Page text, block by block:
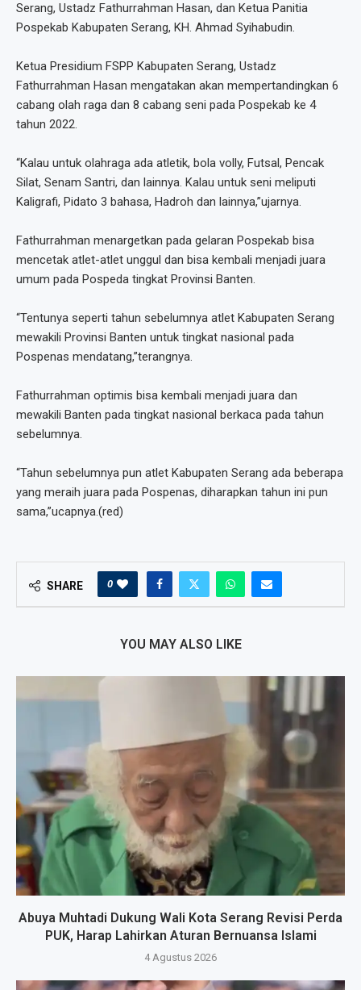
Serang, Ustadz Fathurrahman Hasan, dan Ketua Panitia
Pospekab Kabupaten Serang, KH. Ahmad Syihabudin.
Ketua Presidium FSPP Kabupaten Serang, Ustadz
Fathurrahman Hasan mengatakan akan mempertandingkan 6
cabang olah raga dan 8 cabang seni pada Pospekab ke 4
tahun 2022.
“Kalau untuk olahraga ada atletik, bola volly, Futsal, Pencak
Silat, Senam Santri, dan lainnya. Kalau untuk seni meliputi
Kaligrafi, Pidato 3 bahasa, Hadroh dan lainnya,”ujarnya.
Fathurrahman menargetkan pada gelaran Pospekab bisa
mencetak atlet-atlet unggul dan bisa kembali menjadi juara
umum pada Pospeda tingkat Provinsi Banten.
“Tentunya seperti tahun sebelumnya atlet Kabupaten Serang
mewakili Provinsi Banten untuk tingkat nasional pada
Pospenas mendatang,”terangnya.
Fathurrahman optimis bisa kembali menjadi juara dan
mewakili Banten pada tingkat nasional berkaca pada tahun
sebelumnya.
“Tahun sebelumnya pun atlet Kabupaten Serang ada beberapa
yang meraih juara pada Pospenas, diharapkan tahun ini pun
sama,”ucapnya.(red)
SHARE 0
YOU MAY ALSO LIKE
Abuya Muhtadi Dukung Wali Kota Serang Revisi Perda
PUK, Harap Lahirkan Aturan Bernuansa Islami
4 Agustus 2026